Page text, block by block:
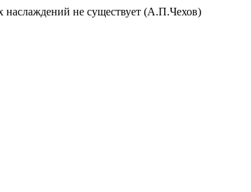
наслаждений не существует (А.П.Чехов)